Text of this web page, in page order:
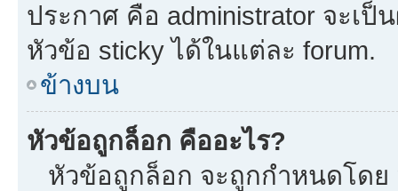
ประกาศ คือ administrator จะเ
หัวข้อ sticky ได้ในแต่ละ forum.
ข้างบน
หัวข้อถูกล็อก คืออะไร?
หัวข้อถูกล็อก จะถูกกำหนดโดย